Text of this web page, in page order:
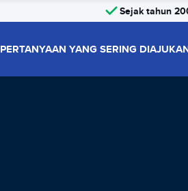
Sejak tahun
PERTANYAAN YANG SERING